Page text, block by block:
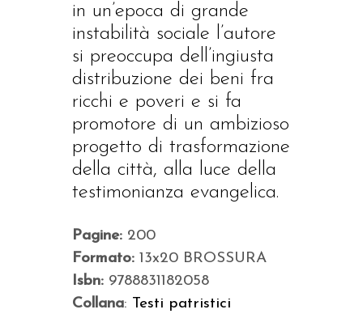
in un’epoca di grande
instabilità sociale l’autore
si preoccupa dell’ingiusta
distribuzione dei beni fra
ricchi e poveri e si fa
promotore di un ambizioso
progetto di trasformazione
della città, alla luce della
testimonianza evangelica.
Pagine: 200
Formato: 13x20 BROSSURA
Isbn: 9788831182058
Collana: Testi patristici